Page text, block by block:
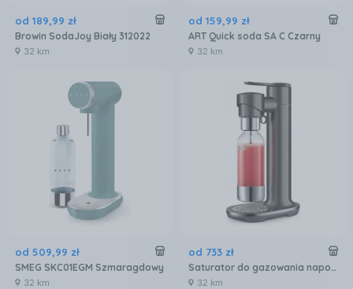
od 189,99 zł
Browin SodaJoy Biały 312022
32 km
od 159,99 zł
ART Quick soda SA C Czarny
32 km
od 509,99 zł
SMEG SKC01EGM Szmaragdowy
32 km
od 733 zł
Saturator do gazowania napojów i wody Sage the InFizz™ Fusion Noir Edition
32 km